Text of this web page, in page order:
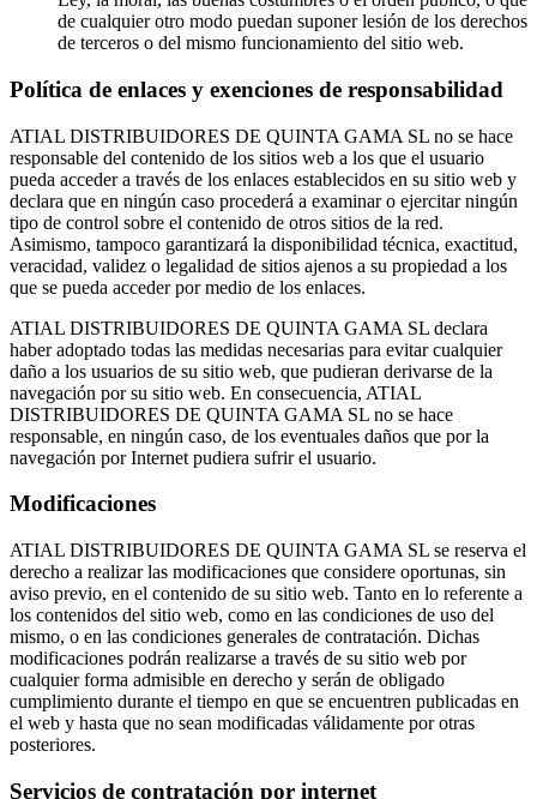
de cualquier otro modo puedan suponer lesión de los derechos
de terceros o del mismo funcionamiento del sitio web.
Política de enlaces y exenciones de responsabilidad
ATIAL DISTRIBUIDORES DE QUINTA GAMA SL no se hace
responsable del contenido de los sitios web a los que el usuario
pueda acceder a través de los enlaces establecidos en su sitio web y
declara que en ningún caso procederá a examinar o ejercitar ningún
tipo de control sobre el contenido de otros sitios de la red.
Asimismo, tampoco garantizará la disponibilidad técnica, exactitud,
veracidad, validez o legalidad de sitios ajenos a su propiedad a los
que se pueda acceder por medio de los enlaces.
ATIAL DISTRIBUIDORES DE QUINTA GAMA SL declara
haber adoptado todas las medidas necesarias para evitar cualquier
daño a los usuarios de su sitio web, que pudieran derivarse de la
navegación por su sitio web. En consecuencia, ATIAL
DISTRIBUIDORES DE QUINTA GAMA SL no se hace
responsable, en ningún caso, de los eventuales daños que por la
navegación por Internet pudiera sufrir el usuario.
Modificaciones
ATIAL DISTRIBUIDORES DE QUINTA GAMA SL se reserva el
derecho a realizar las modificaciones que considere oportunas, sin
aviso previo, en el contenido de su sitio web. Tanto en lo referente a
los contenidos del sitio web, como en las condiciones de uso del
mismo, o en las condiciones generales de contratación. Dichas
modificaciones podrán realizarse a través de su sitio web por
cualquier forma admisible en derecho y serán de obligado
cumplimiento durante el tiempo en que se encuentren publicadas en
el web y hasta que no sean modificadas válidamente por otras
posteriores.
Servicios de contratación por internet